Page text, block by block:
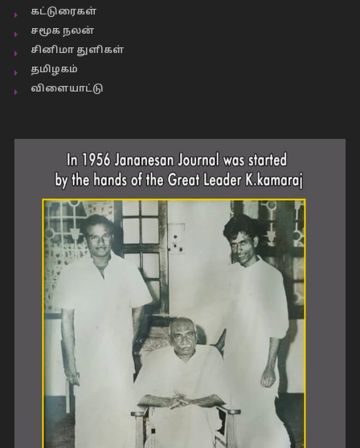
கட்டுரைகள்
சமூக நலன்
சினிமா துளிகள்
தமிழகம்
விளையாட்டு